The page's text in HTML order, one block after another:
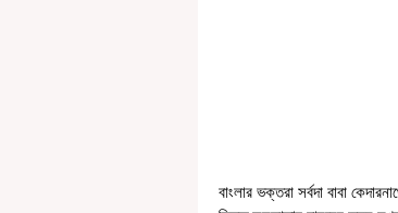
বাংলার ভক্তরা সর্বদা বাবা